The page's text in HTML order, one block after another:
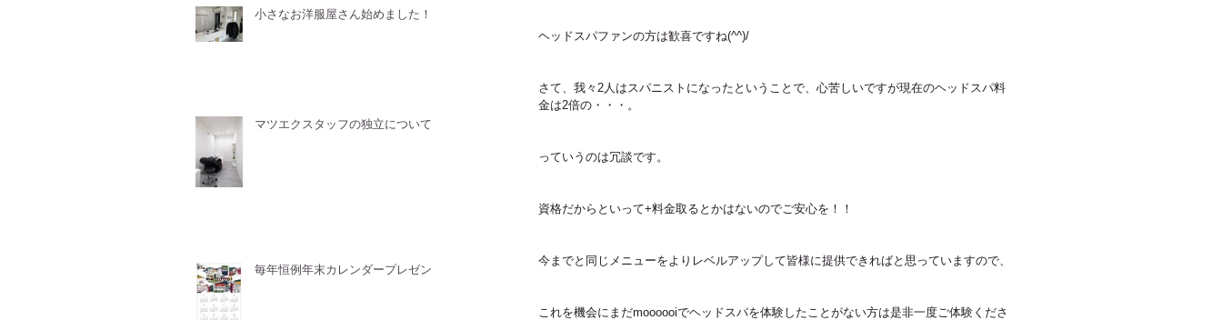
小さなお洋服屋さん始めました！！
マツエクスタッフの独立について
毎年恒例年末カレンダープレゼント
ヘッドスパファンの方は歓喜ですね(^^)/
さて、我々2人はスパニストになったということで、心苦しいですが現在のヘッドスパ料
金は2倍の・・・。
っていうのは冗談です。
資格だからといって+料金取るとかはないのでご安心を！！
今までと同じメニューをよりレベルアップして皆様に提供できればと思っていますので、
これを機会にまだmoooooiでヘッドスパを体験したことがない方は是非一度ご体験くださ